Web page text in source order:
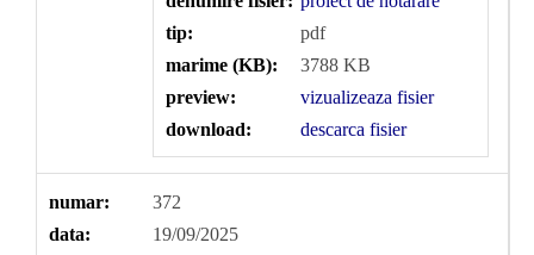
tip:
pdf
marime (KB):
3788 KB
preview:
vizualizeaza fisier
download:
descarca fisier
numar:
372
data:
19/09/2025